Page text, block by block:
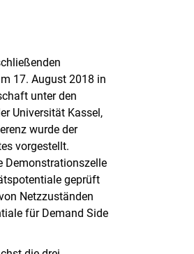
17. August 2018 in
unter den
Universität Kassel,
wurde der
vorgestellt.
Demonstrationszelle
geprüft
Netzzuständen
für Demand Side